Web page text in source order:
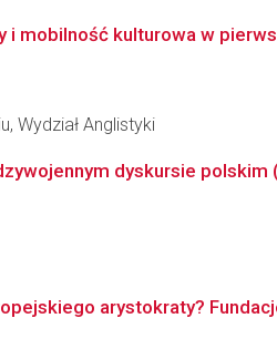
i mobilność kulturowa w
Wydział Anglistyki
dyskursie
arystokraty?